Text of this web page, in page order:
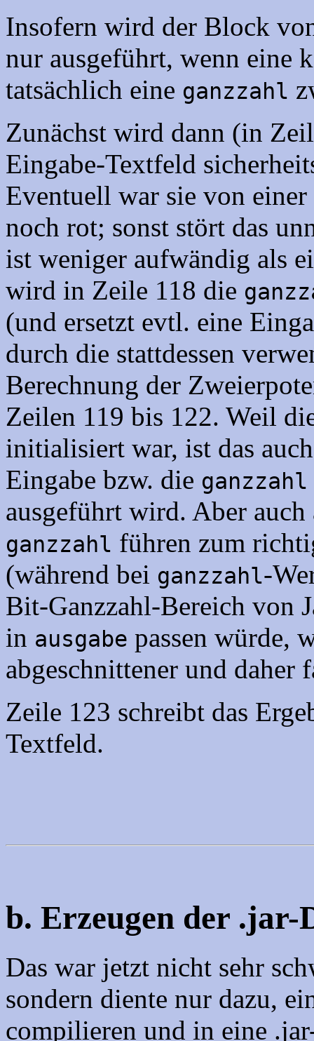
Insofern wird der Block
nur ausgeführt, wenn eine
tatsächlich eine ganzzahl
Zunächst wird dann (in
Eingabe-Textfeld
Eventuell war sie von
noch rot; sonst stört das
ist weniger aufwändig als
wird in Zeile 118 die
(und ersetzt evtl. eine
durch die stattdessen
Berechnung der
Zeilen 119 bis 122. Weil
initialisiert war, ist das
Eingabe bzw. die ganzzahl
ausgeführt wird. Aber
ganzzahl führen zum
(während bei ganzzahl-
Bit-Ganzzahl-Bereich von
in ausgabe passen würde,
abgeschnittener und daher
Zeile 123 schreibt das
Textfeld.
b. Erzeugen der .jar-
Das war jetzt nicht sehr
sondern diente nur dazu,
compilieren und in eine